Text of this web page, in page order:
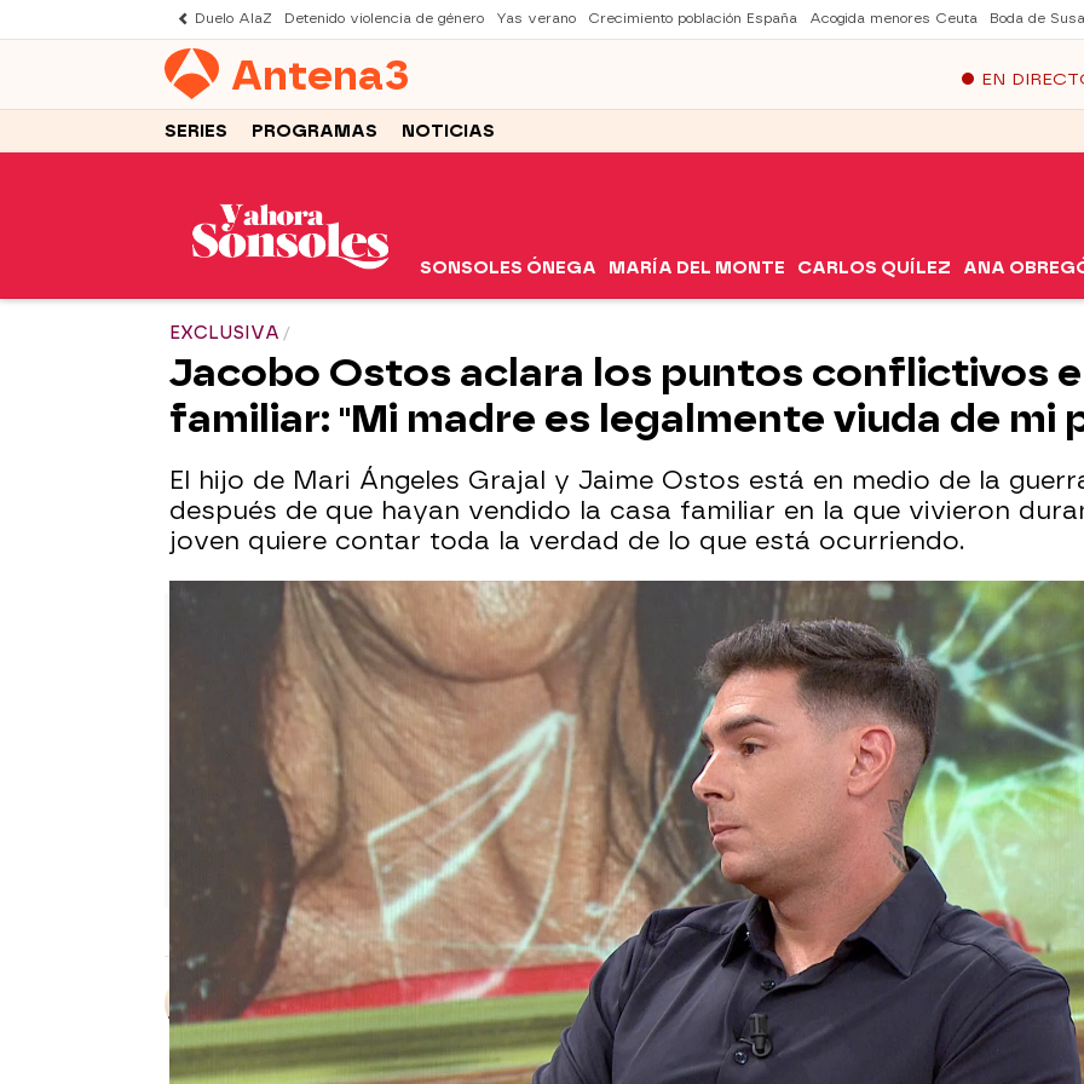
Duelo AlaZ Detenido violencia de género Yas verano Crecimiento población España Acogida menores Ceuta Boda de
Antena3 EN
SERIES PROGRAMAS NOTICIAS
SONSOLES ÓNEGA MARÍA DEL MONTE CARLOS QUÍLEZ ANA
EXCLUSIVA
Jacobo Ostos aclara los puntos conflictivos
familiar: "Mi madre es legalmente viuda de mi
El hijo de Mari Ángeles Grajal y Jaime Ostos está en medio de la
después de que hayan vendido la casa familiar en la que vivieron
joven quiere contar toda la verdad de lo que está ocurriendo.
Sara Ruiz
Publicado:09 de octubre de 2023, 19:57 Facebook
X